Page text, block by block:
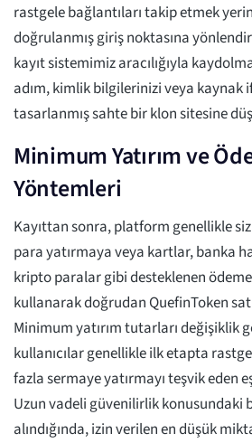
rastgele bağlantıları takip etmek
doğrulanmış giriş noktasına
kayıt sistemimiz aracılığıyla
adım, kimlik bilgilerinizi veya kaynak
tasarlanmış sahte bir klon sitesine
Minimum Yatırım ve
Yöntemleri
Kayıttan sonra, platform genellikle
para yatırmaya veya kartlar, banka
kripto paralar gibi desteklenen
kullanarak doğrudan QuefinToken
Minimum yatırım tutarları değişiklik
kullanıcılar genellikle ilk etapta
fazla sermaye yatırmayı teşvik eden
Uzun vadeli güvenilirlik konusundaki
alındığında, izin verilen en düşük